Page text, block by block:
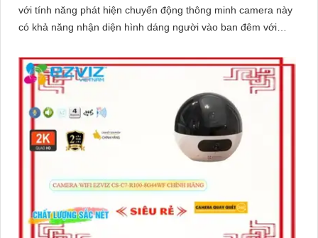
với tính năng phát hiện chuyển động thông minh camera này
có khả năng nhận diện hình dáng người vào ban đêm với
đẹp 8.0 MP giúp phân biệt người một cách chính xác công
nghệ xử lý hình ảnh thiếu sáng cùng hồng ngoại Smart IR
ban đêm mang lại chất lượng ảnh rõ nét và sắc sảo